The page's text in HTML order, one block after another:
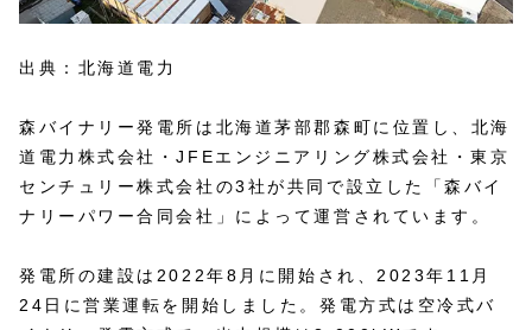
出典：北海道電力
森バイナリー発電所は北海道茅部郡森町に位置し、北海
道電力株式会社・JFEエンジニアリング株式会社・東京
センチュリー株式会社の3社が共同で設立した「森バイ
ナリーパワー合同会社」によって運営されています。
発電所の建設は2022年8月に開始され、2023年11月
24日に営業運転を開始しました。発電方式は空冷式バ